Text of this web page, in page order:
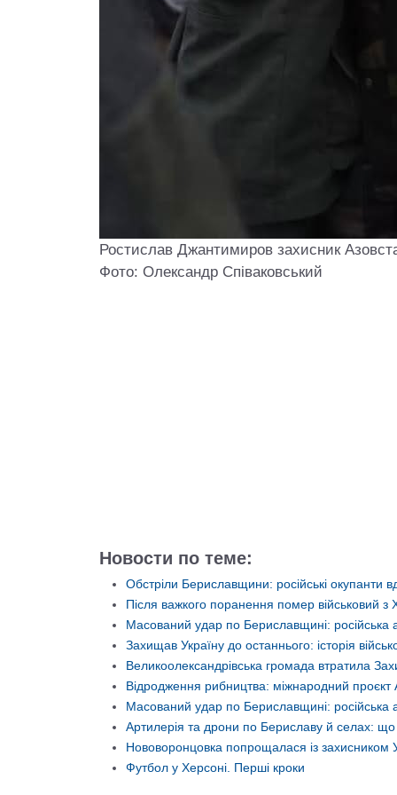
Ростислав Джантимиров захисник
Фото: Олександр Співаковський
Новости по теме:
Обстріли Бериславщини: російські окупанти
Після важкого поранення помер військовий
Масований удар по Бериславщині: російська
Захищав Україну до останнього: історія
Великоолександрівська громада втратила
Відродження рибництва: міжнародний проєкт
Масований удар по Бериславщині: російська
Артилерія та дрони по Бериславу й селах:
Нововоронцовка попрощалася із захисником
Футбол у Херсоні. Перші кроки